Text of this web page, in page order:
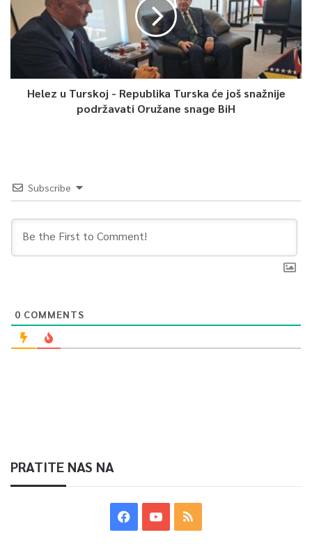
uspostavila saradnja prije svega za bolesti srca, obzirom da i
za tim postoji potreba.
0
Article Rating
Helez u Turskoj - Republika Turska će još snažnije
podržavati Oružane snage BiH
Subscribe
0 COMMENTS
PRATITE NAS NA